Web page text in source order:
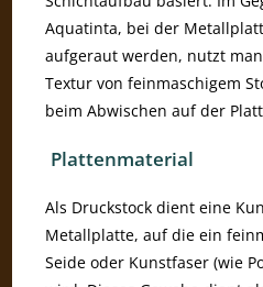
Aquatinta, bei der
aufgeraut werden, nutzt
Textur von feinmaschigem
beim Abwischen auf der
Plattenmaterial
Als Druckstock dient eine
Metallplatte, auf die ein
Seide oder Kunstfaser (wie